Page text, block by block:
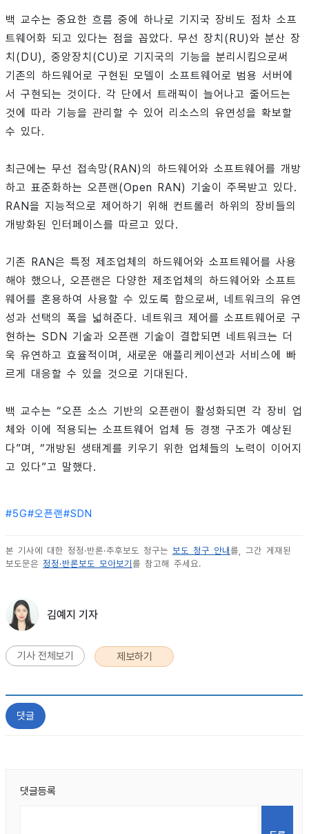
백 교수는 중요한 흐름 중에 하나로 기지국 장비도 점차 소프
트웨어화 되고 있다는 점을 꼽았다. 무선 장치(RU)와 분산 장
치(DU), 중앙장치(CU)로 기지국의 기능을 분리시킴으로써
기존의 하드웨어로 구현된 모델이 소프트웨어로 범용 서버에
서 구현되는 것이다. 각 단에서 트래픽이 늘어나고 줄어드는
것에 따라 기능을 관리할 수 있어 리소스의 유연성을 확보할
수 있다.
최근에는 무선 접속망(RAN)의 하드웨어와 소프트웨어를 개방
하고 표준화하는 오픈랜(Open RAN) 기술이 주목받고 있다.
RAN을 지능적으로 제어하기 위해 컨트롤러 하위의 장비들의
개방화된 인터페이스를 따르고 있다.
기존 RAN은 특정 제조업체의 하드웨어와 소프트웨어를 사용
해야 했으나, 오픈랜은 다양한 제조업체의 하드웨어와 소프트
웨어를 혼용하여 사용할 수 있도록 함으로써, 네트워크의 유연
성과 선택의 폭을 넓혀준다. 네트워크 제어를 소프트웨어로 구
현하는 SDN 기술과 오픈랜 기술이 결합되면 네트워크는 더
욱 유연하고 효율적이며, 새로운 애플리케이션과 서비스에 빠
르게 대응할 수 있을 것으로 기대된다.
백 교수는 “오픈 소스 기반의 오픈랜이 활성화되면 각 장비 업
체와 이에 적용되는 소프트웨어 업체 등 경쟁 구조가 예상된
다”며, “개방된 생태계를 키우기 위한 업체들의 노력이 이어지
고 있다”고 말했다.
#5G#오픈랜#SDN
본 기사에 대한 정정·반론·추후보도 청구는 보도 청구 안내 를, 그간 게재된
보도문은 정정·반론보도 모아보기 를 참고해 주세요.
김예지 기자
기사 전체보기 제보하기
댓글
댓글등록